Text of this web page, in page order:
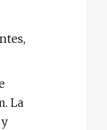
La